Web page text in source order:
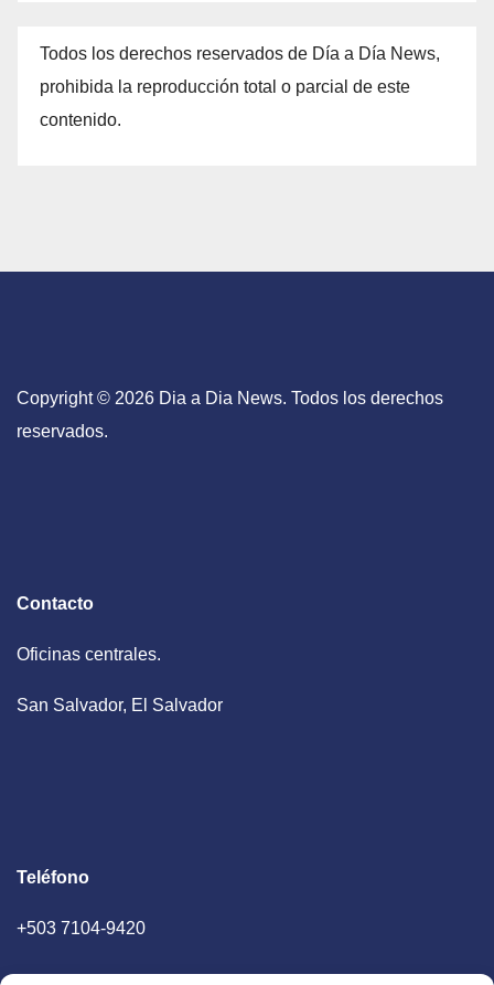
Todos los derechos reservados de Día a Día News,
prohibida la reproducción total o parcial de este
contenido.
Copyright © 2026 Dia a Dia News. Todos los derechos
reservados.
Contacto
Oficinas centrales.
San Salvador, El Salvador
Teléfono
+503 7104-9420